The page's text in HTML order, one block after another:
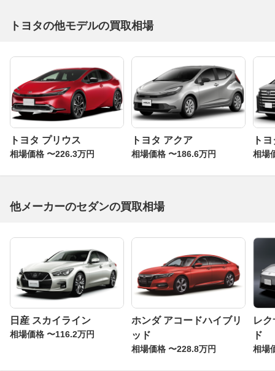
しています。Gツーリングセレクションはもともと上級グ
力のエアロを纏うSAI Gツーリングセレクションは、ちょ
っと個性のあるセダンが欲しい、という人にはピッタリの
1台。ぜひ一括査定を試してみましょう。
トヨタの他モデルの買取相場
トヨタ プリウス
相場価格 〜226.3万円
トヨタ アクア
相場価格 〜186.6万円
ト
相場
他メーカーのセダンの買取相場
日産 スカイライン
相場価格 〜116.2万円
ホンダ アコードハイブリ
ッド
相場価格 〜228.8万円
レ
ド
相場